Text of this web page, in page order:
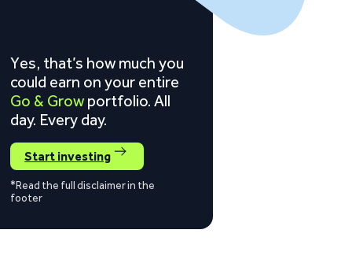
Yes, that’s how much you
could earn on your entire
Go & Grow portfolio. All
day. Every day.
Start investing
*Read the full disclaimer in the
footer